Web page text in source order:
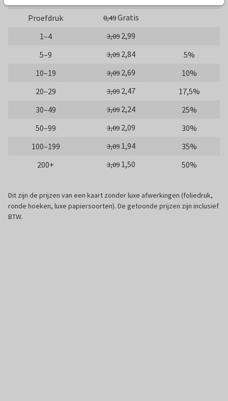
Proefdruk 0,49Gratis
1–4
3,09 2,99
5–9
3,09 2,84
5%
10–19
3,09 2,69
10%
20–29
3,09 2,47
17,5%
30–49
3,09 2,24
25%
50–99
3,09 2,09
30%
100–199
3,09 1,94
35%
200+
3,09 1,50 50%
Dit zijn de prijzen van een kaart zonder luxe afwerkingen (foliedruk,
ronde hoeken, luxe papiersoorten). De getoonde prijzen zijn inclusief
BTW.